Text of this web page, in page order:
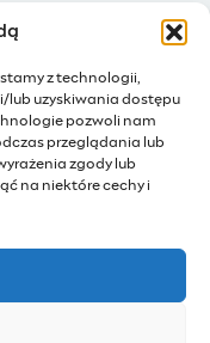
z technologii,
lub uzyskiwania dostępu
pozwoli nam
przeglądania lub
zgody lub
na niektóre cechy i
oknie)
się w nowym oknie)
oknie)